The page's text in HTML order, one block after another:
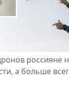
россияне
а больше